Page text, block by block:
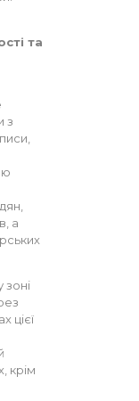
та
з
а
зоні
цієї
крім